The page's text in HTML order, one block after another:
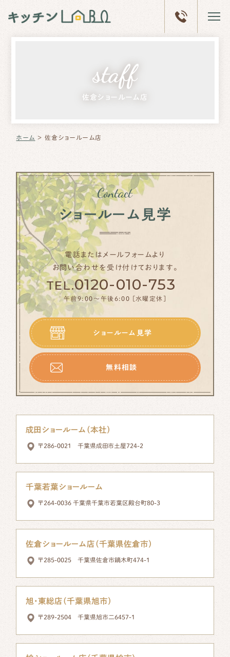
キッチンLABOとは
体験型 ショールーム
ブログ
ショールーム 予約
無料相談
TEL.0120-010-753
午前9:00～午後6:00[水曜定休]
staff
佐倉ショールーム店
ホーム ＞ 佐倉ショールーム店
Contact
ショールーム見学
電話またはメールフォームより
お問い合わせを受け付けております。
TEL.0120-010-753
午前9:00〜午後6:00 [水曜定休]
ショールーム見学
無料相談
成田ショールーム（本社）
〒286-0021 千葉県成田市土屋724-2
千葉若葉ショールーム
〒264-0036 千葉県千葉市若葉区殿台町80-3
佐倉ショールーム店（千葉県佐倉市）
〒285-0025 千葉県佐倉市鏑木町474-1
旭・東総店（千葉県旭市）
〒289-2504 千葉県旭市二6457-1